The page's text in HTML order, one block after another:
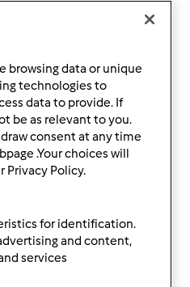
browsing data or unique
technologies to
data to provide. If
be as relevant to you.
consent at any time
.Your choices will
Privacy Policy.
for identification.
and content,
services